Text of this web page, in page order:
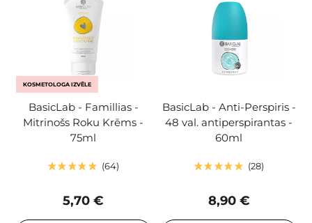
KOSMETOLOGA IZVĒLE
BasicLab - Famillias -
Mitrinošs Roku Krēms -
75ml
64
5,70 €
BasicLab - Anti-Perspiris -
48 val. antiperspirantas -
60ml
28
8,90 €